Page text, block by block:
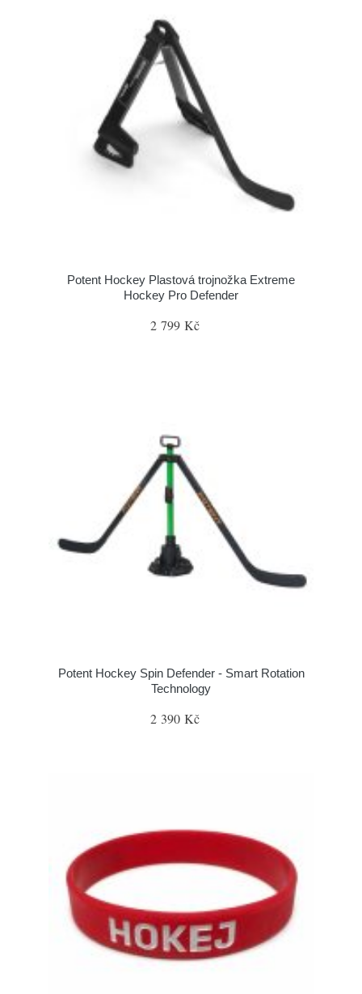
Potent Hockey Plastová trojnožka Extreme
Hockey Pro Defender
2 799 Kč
Potent Hockey Spin Defender - Smart Rotation
Technology
2 390 Kč